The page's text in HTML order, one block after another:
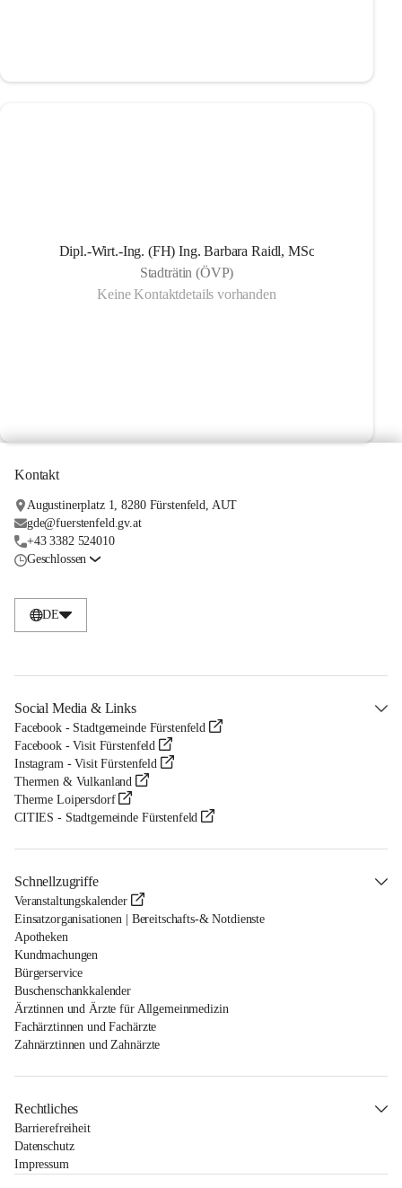
Dipl.-Wirt.-Ing. (FH) Ing. Barbara Raidl, MSc
Stadträtin (ÖVP)
Keine Kontaktdetails vorhanden
Kontakt
Augustinerplatz 1, 8280 Fürstenfeld, AUT
gde@fuerstenfeld.gv.at
+43 3382 524010
Geschlossen
DE
Social Media & Links
Facebook - Stadtgemeinde Fürstenfeld
Facebook - Visit Fürstenfeld
Instagram - Visit Fürstenfeld
Thermen & Vulkanland
Therme Loipersdorf
CITIES - Stadtgemeinde Fürstenfeld
Schnellzugriffe
Veranstaltungskalender
Einsatzorganisationen | Bereitschafts-& Notdienste
Apotheken
Kundmachungen
Bürgerservice
Buschenschankkalender
Ärztinnen und Ärzte für Allgemeinmedizin
Fachärztinnen und Fachärzte
Zahnärztinnen und Zahnärzte
Rechtliches
Barrierefreiheit
Datenschutz
Impressum